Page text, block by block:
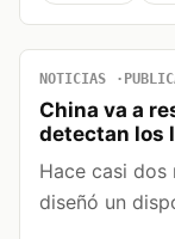
NOTICIAS
China va a
detectan los
Hace casi dos
diseñó un